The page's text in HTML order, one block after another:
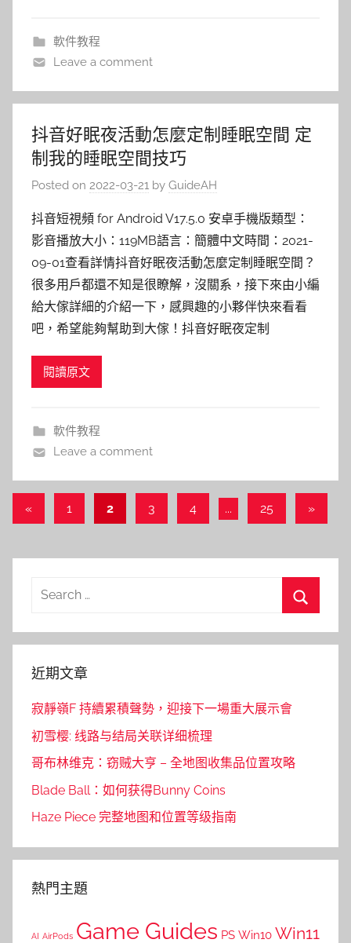
軟件教程
Leave a comment
抖音好眠夜活動怎麼定制睡眠空間 定
制我的睡眠空間技巧
Posted on 2022-03-21 by GuideAH
抖音短視頻 for Android V17.5.0 安卓手機版類型：
影音播放大小：119MB語言：簡體中文時間：2021-
09-01查看詳情抖音好眠夜活動怎麼定制睡眠空間？
很多用戶都還不知是很瞭解，沒關系，接下來由小編
給大傢詳細的介紹一下，感興趣的小夥伴快來看看
吧，希望能夠幫助到大傢！抖音好眠夜定制
閱讀原文
軟件教程
Leave a comment
文
導
«Previous
1 2 3 4 ... 25
Next
»
Search
近期文章
寂靜嶺F 持續累積聲勢，迎接下一場重大展示會
初雪樱: 线路与结局关联详细梳理
哥布林维克：窃贼大亨 – 全地图收集品位置攻略
Blade Ball：如何获得Bunny Coins
Haze Piece 完整地图和位置等级指南
熱門主題
AI AirPods Game Guides PS Win10 Win11